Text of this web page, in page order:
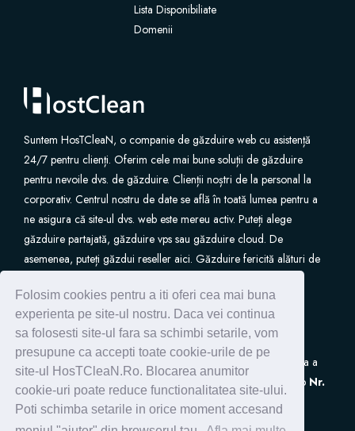
Folosim cookies pentru a iti oferi cea mai buna
experienta pe site-ul nostru. Daca vei continua
sa folosesti site-ul fara sa schimbi setarile, vom
presupune ca accepti toate cookie-urile de pe
site-ul HosTCleaN.Ro. Blocarea anumitor
cookie-uri poate reduce functionalitatea site-ului.
Poti schimba setarile in orice moment accesand
Lista Disponibiliate
Domenii
Suntem HosTCleaN, o companie de găzduire web cu asistență
24/7 pentru clienți. Oferim cele mai bune soluții de găzduire
pentru nevoile dvs. de găzduire. Clienții noștri de la personal la
corporativ. Centrul nostru de date se află în toată lumea pentru a
ne asigura că site-ul dvs. web este mereu activ. Puteți alege
găzduire partajată, găzduire vps sau găzduire cloud. De
asemenea, puteți găzdui reseller aici. Găzduire fericită alături de
S.C. HostClean S.R.Leste inscrisa in Registrul de Evidenta a
Prelucrarilor de Date cu Caracter Personal (ANSPDCP) sub Nr.
0005266